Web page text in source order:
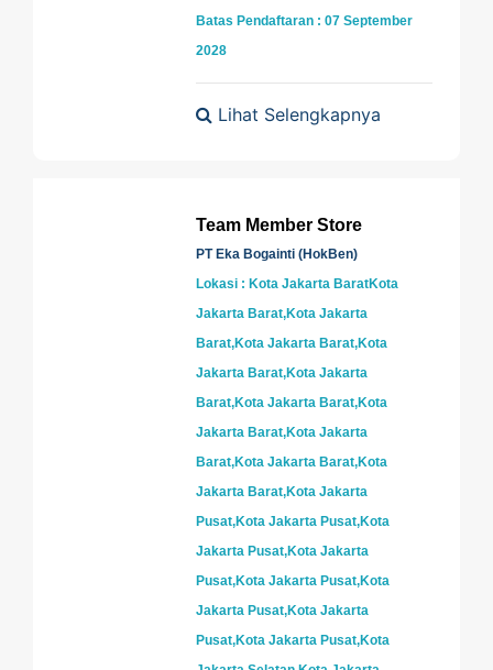
Batas Pendaftaran : 07 September
2028
Lihat Selengkapnya
Team Member Store
PT Eka Bogainti (HokBen)
Lokasi : Kota Jakarta BaratKota
Jakarta Barat,Kota Jakarta
Barat,Kota Jakarta Barat,Kota
Jakarta Barat,Kota Jakarta
Barat,Kota Jakarta Barat,Kota
Jakarta Barat,Kota Jakarta
Barat,Kota Jakarta Barat,Kota
Jakarta Barat,Kota Jakarta
Pusat,Kota Jakarta Pusat,Kota
Jakarta Pusat,Kota Jakarta
Pusat,Kota Jakarta Pusat,Kota
Jakarta Pusat,Kota Jakarta
Pusat,Kota Jakarta Pusat,Kota